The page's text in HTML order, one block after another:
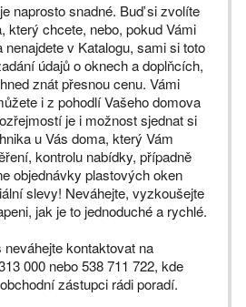
naprosto snadné. Buď si zvolíte
který chcete, nebo, pokud Vámi
v Katalogu, sami si toto
údajů o oknech a doplňcích,
znát přesnou cenu. Vámi
i z pohodlí Vašeho domova
je i možnost sjednat si
u Vás doma, který Vám
kontrolu nabídky, případně
objednávky plastových oken
slevy! Neváhejte, vyzkoušejte
jak je to jednoduché a rychlé.
kontaktovat na
000 nebo 538 711 722, kde
zástupci rádi poradí.